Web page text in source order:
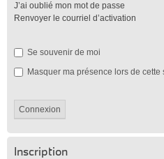
J’ai oublié mon mot de passe
Renvoyer le courriel d’activation
Se souvenir de moi
Masquer ma présence lors de cette
Inscription